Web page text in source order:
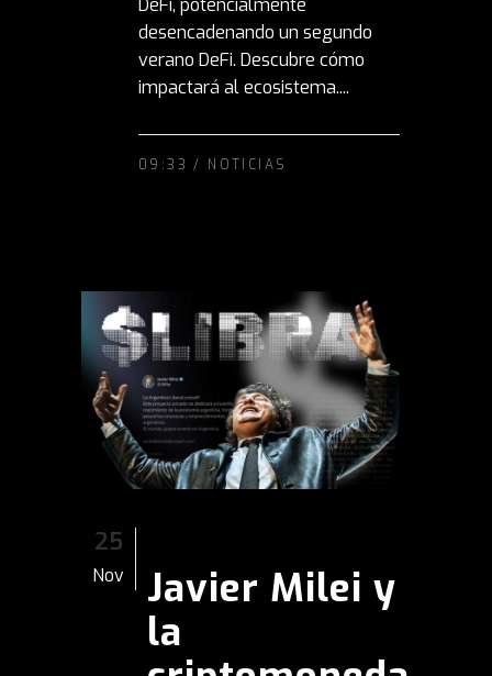
DeFi, potencialmente
desencadenando un segundo
verano DeFi. Descubre cómo
impactará al ecosistema....
09:33 / NOTICIAS
25
Nov
Javier Milei y
la